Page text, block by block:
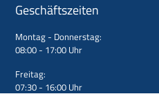
Geschäftszeiten
Montag - Donnerstag:
08:00 - 17:00 Uhr
Freitag:
07:30 - 16:00 Uhr